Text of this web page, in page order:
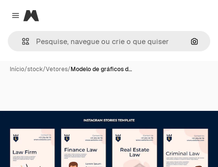
Close menu
Magnific
Início/stock/Vetores/Modelo de gráficos d…